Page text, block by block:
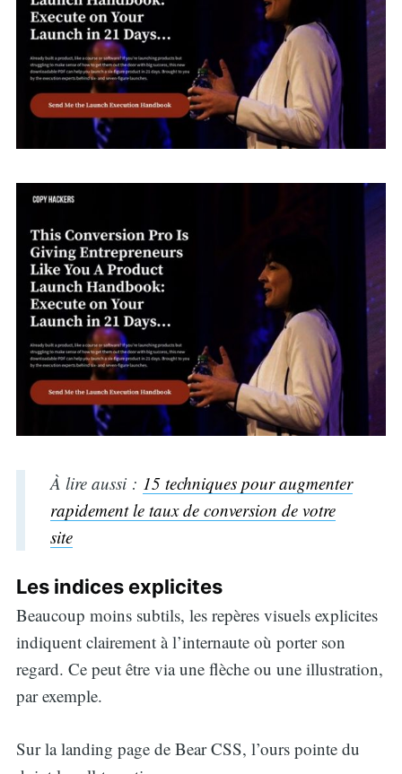
À lire aussi : 15 techniques pour augmenter
rapidement le taux de conversion de votre
site
Les indices explicites
Beaucoup moins subtils, les repères visuels explicites
indiquent clairement à l’internaute où porter son
regard. Ce peut être via une flèche ou une illustration,
par exemple.
Sur la landing page de Bear CSS, l’ours pointe du